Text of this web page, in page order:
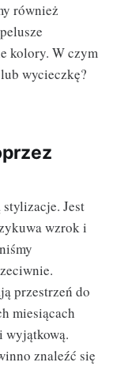
również
kolory. W czym
wycieczkę?
stylizacje. Jest
wzrok i
przestrzeń do
miesiącach
wyjątkową.
znaleźć się